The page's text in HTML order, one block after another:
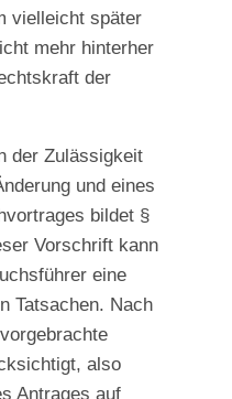
vielleicht später
mehr hinterher
der
der Zulässigkeit
und eines
bildet §
Vorschrift kann
eine
Tatsachen. Nach
also
Antrages auf